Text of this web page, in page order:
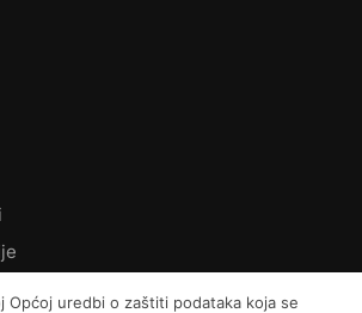
Općoj uredbi o zaštiti podataka koja se